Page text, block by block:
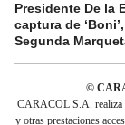
Presidente De la
captura de
Segunda
©
CARACOL S.A. realiza
y otras prestaciones